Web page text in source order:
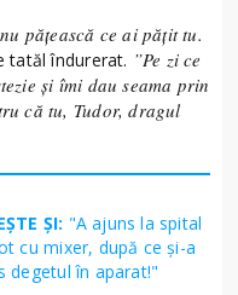
pățească ce ai pățit tu.
tatăl îndurerat. ”Pe zi ce
și îmi dau seama prin
că tu, Tudor, dragul
ȘI: "A ajuns la spital
cu mixer, după ce și-a
degetul în aparat!"